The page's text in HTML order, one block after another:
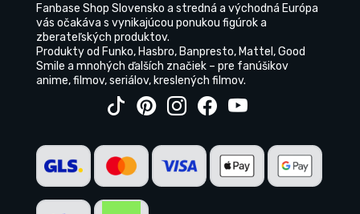
Fanbase Shop Slovensko a stredná a východná Európa
vás očakáva s vynikajúcou ponukou figúrok a
zberateľských produktov.
Produkty od Funko, Hasbro, Banpresto, Mattel, Good
Smile a mnohých ďalších značiek – pre fanúšikov
anime, filmov, seriálov, kreslených filmov.